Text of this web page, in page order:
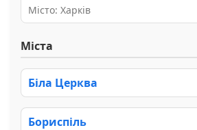
Місто: Харків
Міста
Біла Церква
Бориспіль